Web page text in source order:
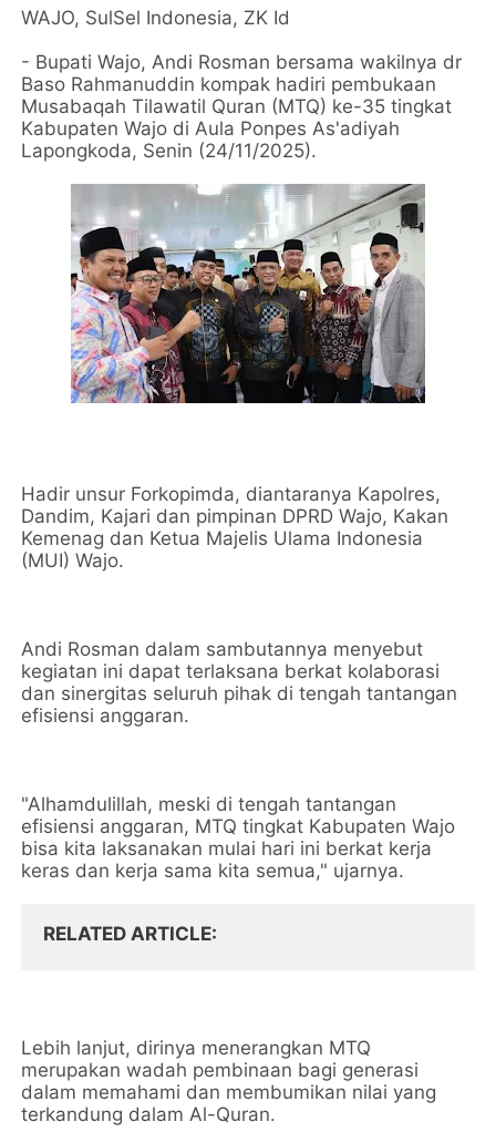
WAJO, SulSel Indonesia, ZK Id
- Bupati Wajo, Andi Rosman bersama wakilnya dr
Baso Rahmanuddin kompak hadiri pembukaan
Musabaqah Tilawatil Quran (MTQ) ke-35 tingkat
Kabupaten Wajo di Aula Ponpes As'adiyah
Lapongkoda, Senin (24/11/2025).
Hadir unsur Forkopimda, diantaranya Kapolres,
Dandim, Kajari dan pimpinan DPRD Wajo, Kakan
Kemenag dan Ketua Majelis Ulama Indonesia
(MUI) Wajo.
Andi Rosman dalam sambutannya menyebut
kegiatan ini dapat terlaksana berkat kolaborasi
dan sinergitas seluruh pihak di tengah tantangan
efisiensi anggaran.
"Alhamdulillah, meski di tengah tantangan
efisiensi anggaran, MTQ tingkat Kabupaten Wajo
bisa kita laksanakan mulai hari ini berkat kerja
keras dan kerja sama kita semua," ujarnya.
RELATED ARTICLE
Lebih lanjut, dirinya menerangkan MTQ
merupakan wadah pembinaan bagi generasi
dalam memahami dan membumikan nilai yang
terkandung dalam Al-Quran.